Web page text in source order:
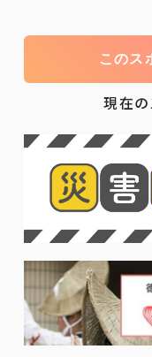
このス
現在